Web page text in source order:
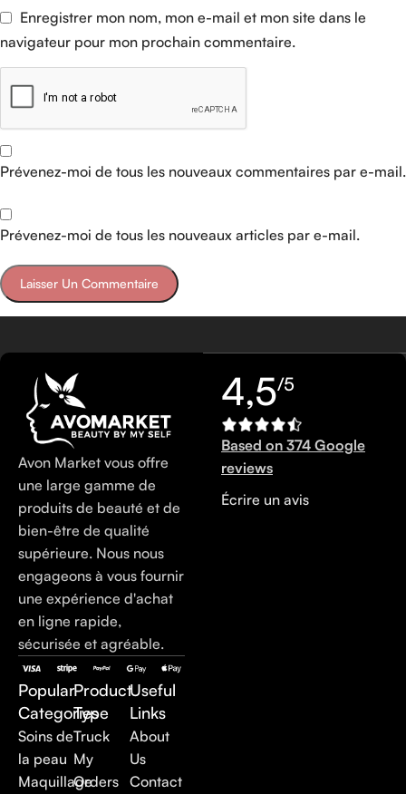
Enregistrer mon nom, mon e-mail et mon site dans le
navigateur pour mon prochain commentaire.
Prévenez-moi de tous les nouveaux commentaires par e-mail.
Prévenez-moi de tous les nouveaux articles par e-mail.
Avon Market vous offre
une large gamme de
produits de beauté et de
bien-être de qualité
supérieure. Nous nous
engageons à vous fournir
une expérience d'achat
en ligne rapide,
sécurisée et agréable.
Popular
Categories
Soins de
la peau
Maquillage
Product
Type
Truck
My
Orders
Useful
Links
About
Us
Contact
4,5/5
Based on 374 Google
reviews
Écrire un avis